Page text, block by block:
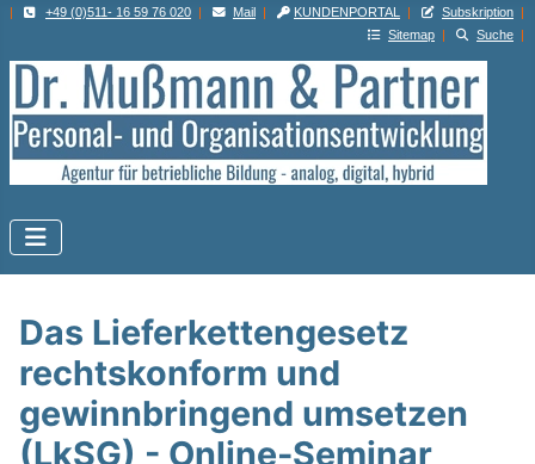
| +49 (0)511- 16 59 76 020 | Mail | KUNDENPORTAL | Subskription |
Sitemap | Suche |
Das Lieferkettengesetz
rechtskonform und
gewinnbringend umsetzen
(LkSG) - Online-Seminar